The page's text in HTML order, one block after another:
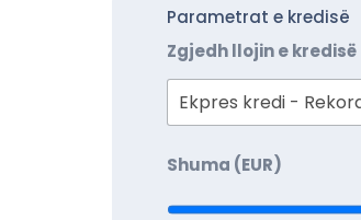
Parametrat e kredisë
Zgjedh llojin e kredisë
Shuma (EUR)